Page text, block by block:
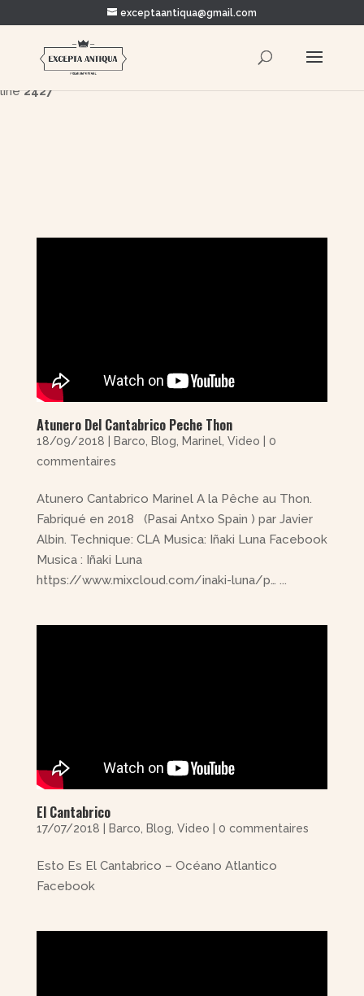
Warning: Trying to access array offset on value of type bool in
/home/clients/
content/themes/Divi/includes/builder/functions.php
line2427
exceptaantiqua@gmail.com
Atunero Del Cantabrico Peche Thon
18/09/2018 Barco Blog Marinel, Video
0
commentaires
Atunero Cantabrico Marinel A la Pêche au Thon.
Fabriqué en 2018 (Pasai Antxo Spain ) par Javier
Albin. Technique: CLA Musica: Iñaki Luna Facebook
Musica : Iñaki Luna
https://www.mixcloud.com/inaki-luna/p… ...
El Cantabrico
17/07/2018 | Barco Blog Video | 0 commentaires
Esto Es El Cantabrico – Océano Atlantico
Facebook